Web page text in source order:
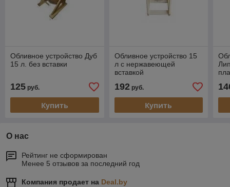
Обливное устройство Дуб
15 л. без вставки
125 руб.
Купить
Обливное устройство 15
л с нержавеющей
вставкой
192руб.
Купить
О нас
Рейтинг не сформирован
Менее 5 отзывов за последний год
Компания продает на Deal.by